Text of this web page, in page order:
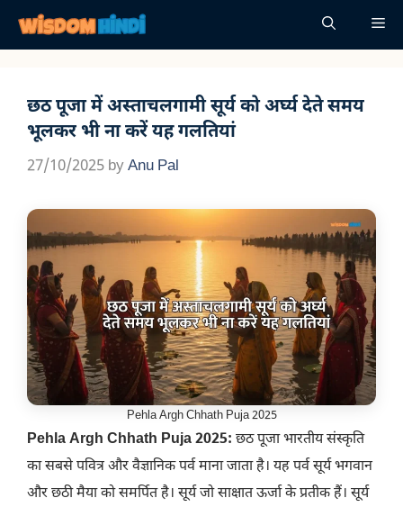
content
छठ पूजा में अस्ताचलगामी सूर्य को अर्घ्य देते समय
भूलकर भी ना करें यह गलतियां
27/10/2025 byAnu Pal
Pehla Argh Chhath Puja 2025
PehlaArgh Chhath Puja 2025: छठ पूजा भारतीय संस्कृति
का सबसे पवित्र और वैज्ञानिक पर्व माना जाता है। यह पर्व सूर्य भगवान
और छठी मैया को समर्पित है। सूर्य जो साक्षात ऊर्जा के प्रतीक हैं। सूर्य